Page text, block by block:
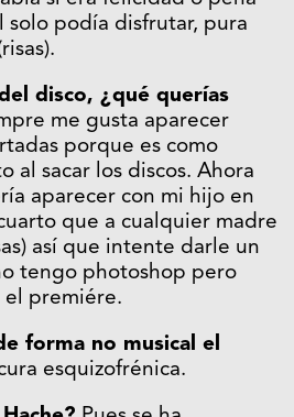
solo podía disfrutar, pura
disco, ¿qué querías
me gusta aparecer
porque es como
al sacar los discos. Ahora
aparecer con mi hijo en
que a cualquier madre
así que intente darle un
tengo photoshop pero
el premiére.
forma no musical el
esquizofrénica.